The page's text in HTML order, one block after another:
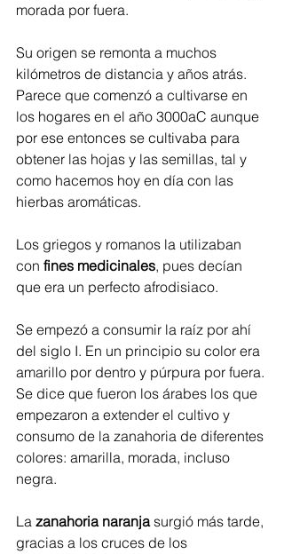
morada por fuera.
Su origen se remonta a muchos
kilómetros de distancia y años atrás.
Parece que comenzó a cultivarse en
los hogares en el año 3000aC aunque
por ese entonces se cultivaba para
obtener las hojas y las semillas, tal y
como hacemos hoy en día con las
hierbas aromáticas.
Los griegos y romanos la utilizaban
con fines medicinales, pues decían
que era un perfecto afrodisiaco.
Se empezó a consumir la raíz por ahí
del siglo I. En un principio su color era
amarillo por dentro y púrpura por fuera.
Se dice que fueron los árabes los que
empezaron a extender el cultivo y
consumo de la zanahoria de diferentes
colores: amarilla, morada, incluso
negra.
La zanahoria naranja surgió más tarde,
gracias a los cruces de los